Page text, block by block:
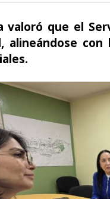
valoró que el
alineándose